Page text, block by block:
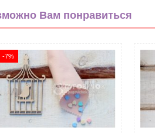
15мм
Фатин
Вам понравиться
-7%